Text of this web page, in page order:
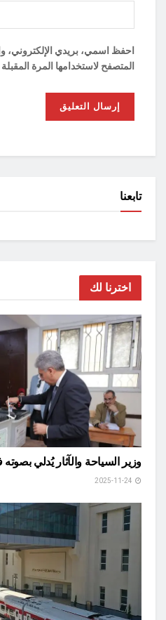
احفظ اسمي، بريدي الإلكتروني،
المتصفح لاستخدامها المرة
تابعنا
اخترنا لك
وزير السياحة والآثار يُدلي